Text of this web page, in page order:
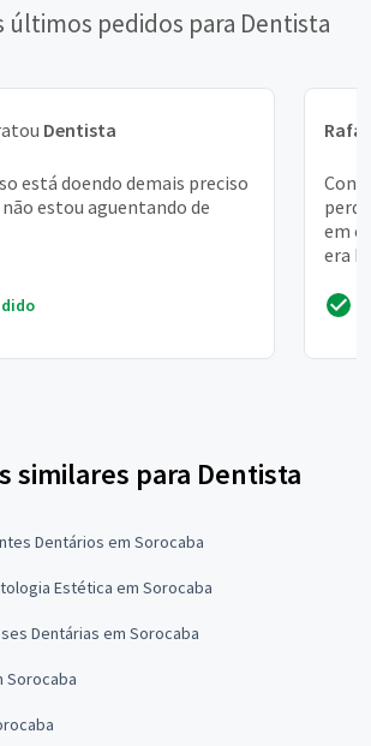
últimos pedidos para Dentista
Dentista
está doendo demais preciso
estou aguentando de
em
era
similares para Dentista
Dentários em Sorocaba
Estética em Sorocaba
Dentárias em Sorocaba
Sorocaba